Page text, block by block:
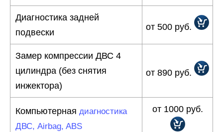
Диагностика задней
подвески
от 500 руб.
Замер компрессии ДВС 4
цилиндра (без снятия
инжектора)
от 890 руб.
Компьютерная диагностика
ДВС, Airbag, ABS
от 1000 руб.